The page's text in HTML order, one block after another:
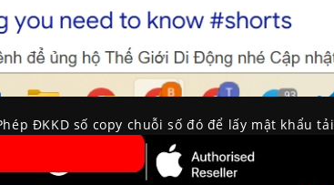
ĐKKD số copy chuỗi số đó để lấy mật khẩu